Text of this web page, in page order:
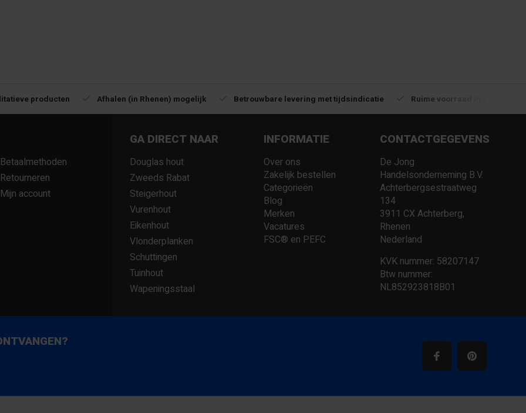
producten Afhalen (in Rhenen) mogelijk Betrouwbare levering met tijdsindicatie Ruime voorraad in
Betaalmethoden
Retourneren
Mijn account
GA DIRECT NAAR
Douglas hout
Zweeds Rabat
Steigerhout
Vurenhout
Eikenhout
Vlonderplanken
Schuttingen
Tuinhout
Wapeningsstaal
INFORMATIE
Over ons
Zakelijk bestellen
Categorieën
Blog
Merken
Vacatures
FSC® en PEFC
CONTACTGEGEVENS
De Jong
Handelsonderneming B.V.
Achterbergsestraatweg
134
3911 CX Achterberg,
Rhenen
Nederland
KVK nummer: 58207147
Btw nummer:
NL852923818B01